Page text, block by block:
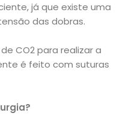
já que existe uma
das dobras.
CO2 para realizar a
é feito com suturas